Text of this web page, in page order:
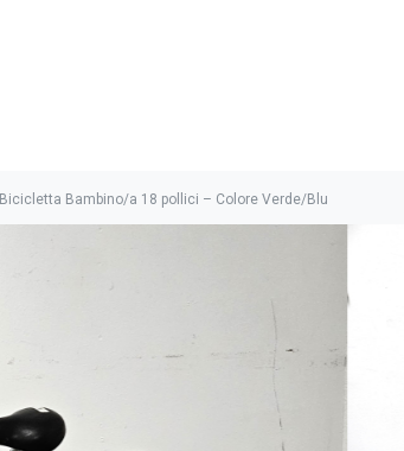
Bicicletta Bambino/a 18 pollici – Colore Verde/Blu